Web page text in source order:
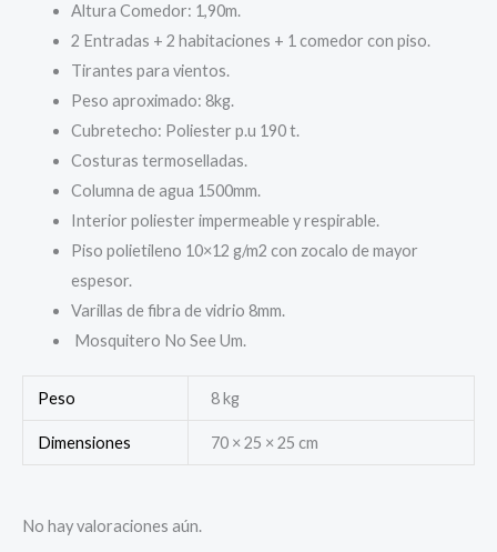
Altura Comedor: 1,90m.
2 Entradas + 2 habitaciones + 1 comedor con piso.
Tirantes para vientos.
Peso aproximado: 8kg.
Cubretecho: Poliester p.u 190 t.
Costuras termoselladas.
Columna de agua 1500mm.
Interior poliester impermeable y respirable.
Piso polietileno 10×12 g/m2 con zocalo de mayor
espesor.
Varillas de fibra de vidrio 8mm.
Mosquitero No See Um.
Peso 8 kg
Dimensiones 70 × 25 × 25 cm
No hay valoraciones aún.